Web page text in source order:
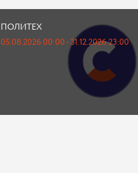
ПОЛИТЕХ
05.08.2026 00:00 - 31.12.2026 23:00